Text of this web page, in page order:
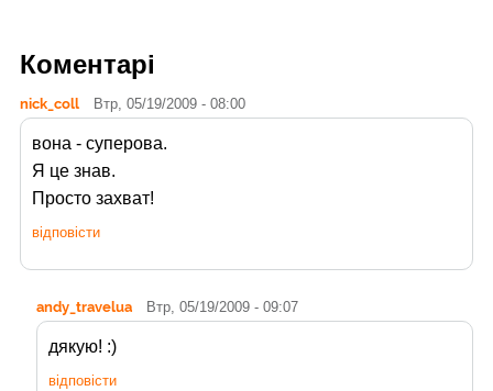
Коментарі
nick_coll Втр, 05/19/2009 - 08:00
вона - суперова.
Я це знав.
Просто захват!
відповісти
andy_travelua Втр, 05/19/2009 - 09:07
дякую! :)
відповісти